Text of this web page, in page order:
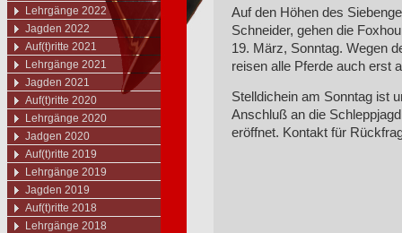
Lehrgänge 2022
Jagden 2022
Auf(t)ritte 2021
Lehrgänge 2021
Jagden 2021
Auf(t)ritte 2020
Lehrgänge 2020
Jadgen 2020
Auf(t)ritte 2019
Lehrgänge 2019
Jagden 2019
Auf(t)ritte 2018
Lehrgänge 2018
Auf den Höhen des
Schneider, gehen die
19. März, Sonntag. Wegen
reisen alle Pferde auch erst
Stelldichein am Sonntag ist
Anschluß an die
eröffnet. Kontakt für